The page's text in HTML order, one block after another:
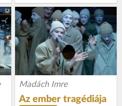
Madách Imre
Az ember tragédiája